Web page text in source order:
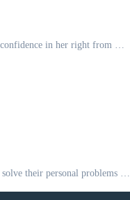
in her right from …
solve their personal problems …